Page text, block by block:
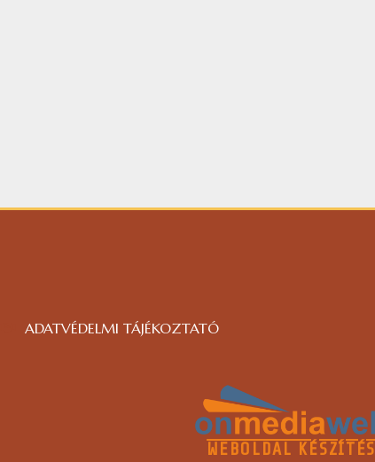
ADATVÉDELMI TÁJÉKOZTATÓ
WEBOLDAL KÉSZÍTÉS